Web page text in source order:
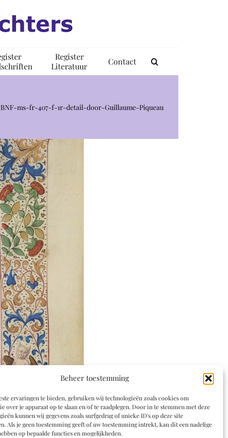
Beheer toestemming
ervaringen te bieden, gebruiken wij technologieën zoals cookies om
over je apparaat op te slaan en/of te raadplegen. Door in te stemmen met deze
kunnen wij gegevens zoals surfgedrag of unieke ID's op deze site
Als je geen toestemming geeft of uw toestemming intrekt, kan dit een nadelige
op bepaalde functies en mogelijkheden.
Register
Literatuur
Contact
ms-fr-407-f-1r-detail-door-Guillaume-Piqueau